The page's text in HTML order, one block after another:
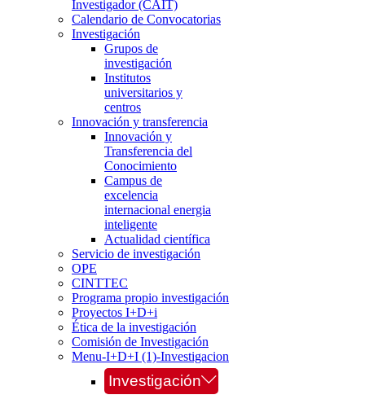
Investigador (CAIT)
Calendario de Convocatorias
Investigación
Grupos de
investigación
Institutos
universitarios y
centros
Innovación y transferencia
Innovación y
Transferencia del
Conocimiento
Campus de
excelencia
internacional energia
inteligente
Actualidad científica
Servicio de investigación
OPE
CINTTEC
Programa propio investigación
Proyectos I+D+i
Ética de la investigación
Comisión de Investigación
Menu-I+D+I (1)-Investigacion
Investigación